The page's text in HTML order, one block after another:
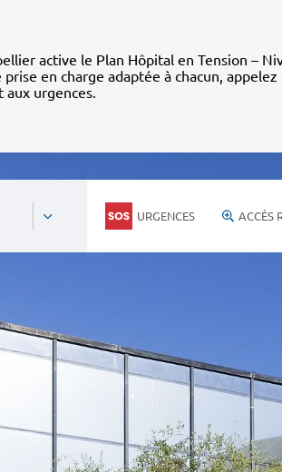
active le Plan Hôpital en Tension –
en charge adaptée à chacun,
urgences.
URGENCES ACCÈS